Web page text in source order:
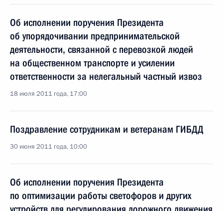
Об исполнении поручения Президента
об упорядочивании предпринимательской
деятельности, связанной с перевозкой людей
на общественном транспорте и усилении
ответственности за нелегальный частный извоз
18 июля 2011 года, 17:00
Поздравление сотрудникам и ветеранам ГИБДД
30 июня 2011 года, 10:00
Об исполнении поручения Президента
по оптимизации работы светофоров и других